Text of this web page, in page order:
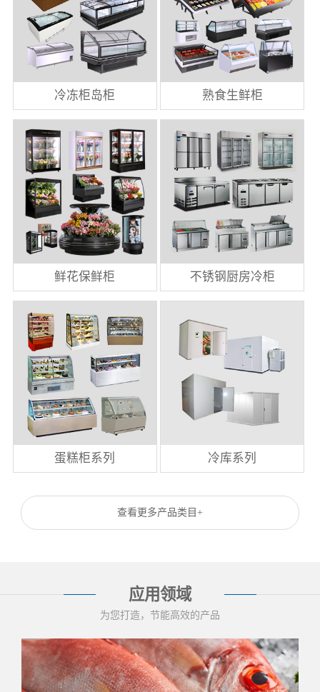
冷冻柜岛柜 熟食生鲜柜
鲜花保鲜柜 不锈钢厨房冷柜
蛋糕柜系列 冷库系列
查看更多产品类目+
应用领域
为您打造，节能高效的产品